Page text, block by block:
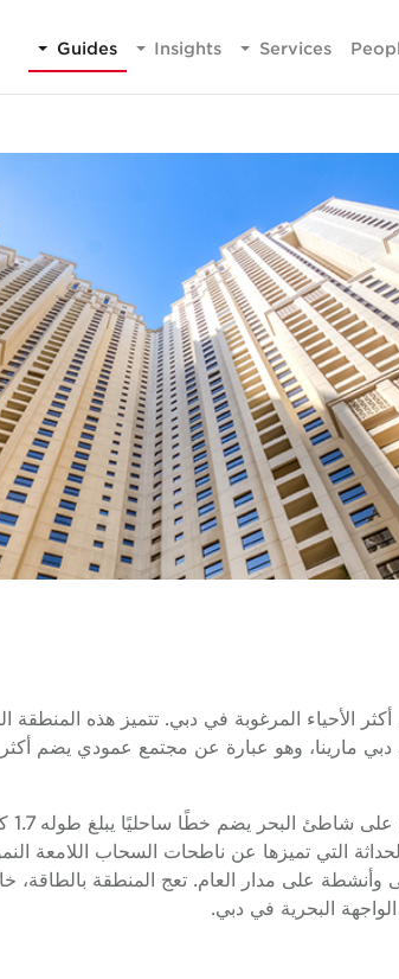
Services
Insights
Guides
التي تميزها عن ناطحات السحاب
على مدار العام. تعج المنطقة بالطاقة،